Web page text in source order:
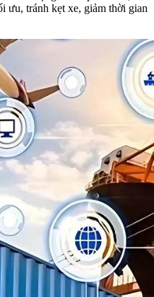
ưu, tránh kẹt xe, giảm thời gian